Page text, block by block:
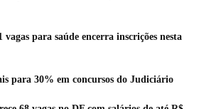
vagas para saúde encerra inscrições nesta
para 30% em concursos do Judiciário